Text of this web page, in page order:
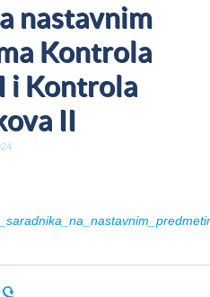
nastavnim
Kontrola
i Kontrola
II